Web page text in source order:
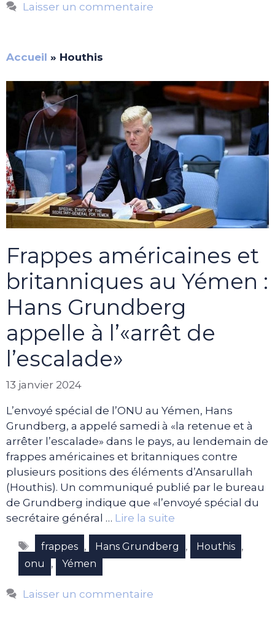
Laisser un commentaire
Accueil » Houthis
Frappes américaines et
britanniques au Yémen :
Hans Grundberg
appelle à l’«arrêt de
l’escalade»
13 janvier 2024
L’envoyé spécial de l’ONU au Yémen, Hans
Grundberg, a appelé samedi à «la retenue et à
arrêter l’escalade» dans le pays, au lendemain de
frappes américaines et britanniques contre
plusieurs positions des éléments d’Ansarullah
(Houthis). Un communiqué publié par le bureau
de Grundberg indique que «l’envoyé spécial du
secrétaire général … Lire la suite
Étiquettes
frappes , Hans Grundberg , Houthis ,
onu , Yémen
Laisser un commentaire